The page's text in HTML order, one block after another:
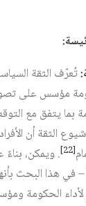
:
:تُعرّف الثقة
مؤسس على
بما يتفق مع
الثقة أن
[22]
. ويمكن،
– في هذا البحث
لأداء الحكومة